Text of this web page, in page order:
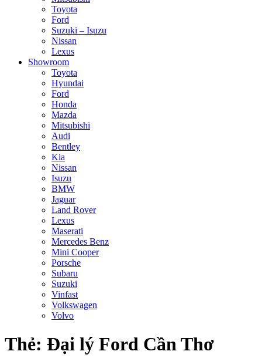
Toyota
Ford
Suzuki – Isuzu
Nissan
Lexus
Showroom
Toyota
Hyundai
Ford
Honda
Mazda
Mitsubishi
Audi
Bentley
Kia
Nissan
Isuzu
BMW
Jaguar
Land Rover
Lexus
Maserati
Mercedes Benz
Mini Cooper
Porsche
Subaru
Suzuki
Vinfast
Volkswagen
Volvo
Thẻ: Đại lý Ford Cần Thơ